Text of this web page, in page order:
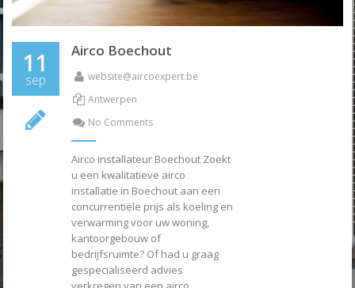
11
sep
Airco Boechout
website@aircoexpert.be
Antwerpen
No Comments
Airco installateur Boechout Zoekt
u een kwalitatieve airco
installatie in Boechout aan een
concurrentiële prijs als koeling en
verwarming voor uw woning,
kantoorgebouw of
bedrijfsruimte? Of had u graag
gespecialiseerd advies